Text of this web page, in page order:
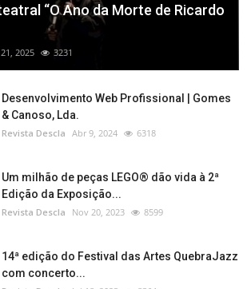
“O Ano da Morte de Ricardo
2025 3231
Desenvolvimento Web Profissional | Gomes
& Canoso, Lda.
Revista Descla Abr 9, 2024 6318
Um milhão de peças LEGO® dão vida à 2ª
Edição da Exposição...
Revista Descla Nov 20, 2023 8599
14ª edição do Festival das Artes QuebraJazz
com concerto...